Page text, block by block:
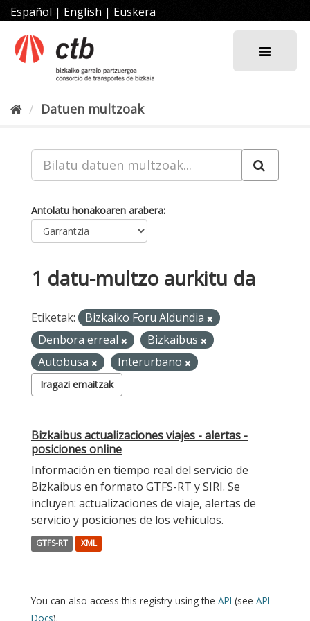
Joan
edukira
Español | English | Euskera
Datuen multzoak
Antolatu honakoaren arabera
1 datu-multzo aurkitu da
Etiketak:
Bizkaiko Foru Aldundia
Denbora erreal
Bizkaibus
Autobusa
Interurbano
Iragazi emaitzak
Bizkaibus actualizaciones viajes - alertas -
posiciones online
Información en tiempo real del servicio de
Bizkaibus en formato GTFS-RT y SIRI. Se
incluyen: actualizaciones de viaje, alertas de
servicio y posiciones de los vehículos.
GTFS-RT XML
You can also access this registry using the API (see API
Docs).